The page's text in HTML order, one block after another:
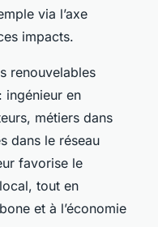
via l’axe
impacts.
renouvelables
ingénieur en
métiers dans
dans le réseau
favorise le
tout en
et à l’économie